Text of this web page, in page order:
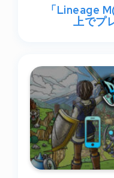
「Lineage
上でプ